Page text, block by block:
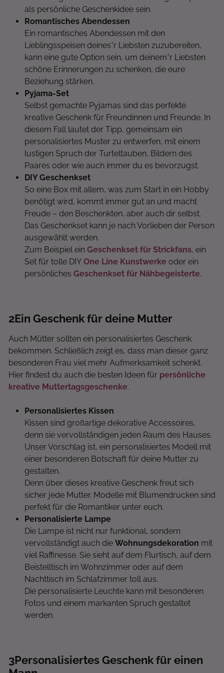
als persönliche Geschenkidee sein.
Romantisches Abendessen
Ein romantisches Abendessen mit den
Lieblingsspeisen deines*r Liebsten zuzubereiten,
kann eine gute Option sein, um deinem*r Liebsten
schöne Erinnerungen zu schenken, die eure
Beziehung stärken.
Pyjama-Set
Selbst gemachte Pyjamas sind das perfekte
kreative Geschenk für Freundinnen und Freunde. In
diesem Fall lautet der Tipp, gemeinsam ein
personalisiertes Muster zu entwerfen, mit einem
lustigen Spruch der Turteltauben, Bildern des
Paares oder wie auch immer du es bevorzugst.
DIY Geschenkset
So eine Box mit allem, was zum Start in ein Hobby
benötigt wird, kommt immer gut an und macht
Freude – den Beschenkten, aber auch dir selbst.
Das Geschenkset kann je nach Vorlieben der Person
ausgewählt werden.
Zum Beispiel ein Geschenkset für Strickfans, ein
Set für tolle DIY One Line Kunstwerke oder ein
persönliches Geschenkset für Nähbegeisterte.
2Ein Geschenk für deine Mutter
Auch Mütter sollten ein personalisiertes Geschenk
bekommen. Schließlich zeigt es, dass man dieser ganz
besonderen Frau viel mehr Aufmerksamkeit schenkt.
Hier findest du auch die besten Ideen für persönliche
kreative Muttertagsgeschenke.
Personalisiertes Kissen
Kissen sind großartige dekorative Accessoires,
denn sie vervollständigen jeden Raum des Hauses.
Unser Vorschlag ist, ein personalisiertes Modell mit
einer besonderen Botschaft für deine Mutter zu
gestalten.
Denn über dieses kreative Geschenk freut sich
sicher jede Mutter. Modelle mit Blumendrucken sind
perfekt für die Romantiker unter euch.
Personalisierte Lampe
Die Lampe ist nicht nur funktional, sondern
vervollständigt auch die Wohnungsdekoration mit
viel Raffinesse. Sie sieht auf dem Flurtisch, auf dem
Beistelltisch im Wohnzimmer oder auf dem
Nachttisch im Schlafzimmer toll aus.
Die personalisierte Leuchte kann mit besonderen
Fotos und einem markanten Spruch gestaltet
werden.
3Personalisiertes Geschenk für einen